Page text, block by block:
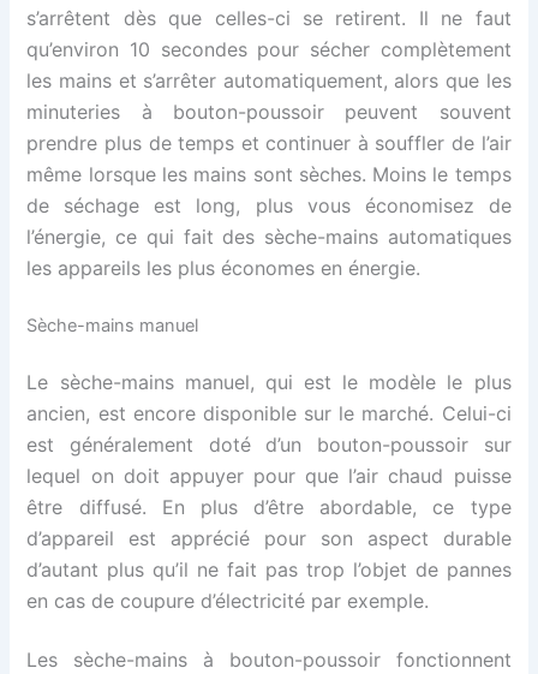
s’arrêtent dès que celles-ci se retirent. Il ne faut
qu’environ 10 secondes pour sécher complètement
les mains et s’arrêter automatiquement, alors que les
minuteries à bouton-poussoir peuvent souvent
prendre plus de temps et continuer à souffler de l’air
même lorsque les mains sont sèches. Moins le temps
de séchage est long, plus vous économisez de
l’énergie, ce qui fait des sèche-mains automatiques
les appareils les plus économes en énergie.
Sèche-mains manuel
Le sèche-mains manuel, qui est le modèle le plus
ancien, est encore disponible sur le marché. Celui-ci
est généralement doté d’un bouton-poussoir sur
lequel on doit appuyer pour que l’air chaud puisse
être diffusé. En plus d’être abordable, ce type
d’appareil est apprécié pour son aspect durable
d’autant plus qu’il ne fait pas trop l’objet de pannes
en cas de coupure d’électricité par exemple.
Les sèche-mains à bouton-poussoir fonctionnent